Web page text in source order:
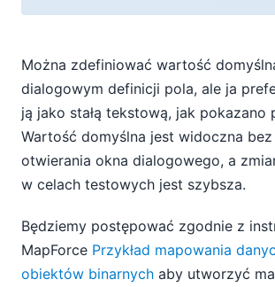
Można zdefiniować wartość
dialogowym definicji pola, ale ja
ją jako stałą tekstową, jak pokazano
Wartość domyślna jest widoczna
otwierania okna dialogowego, a
w celach testowych jest szybsza.
Będziemy postępować zgodnie z
MapForce Przykład mapowania
obiektów binarnych aby utworzyć